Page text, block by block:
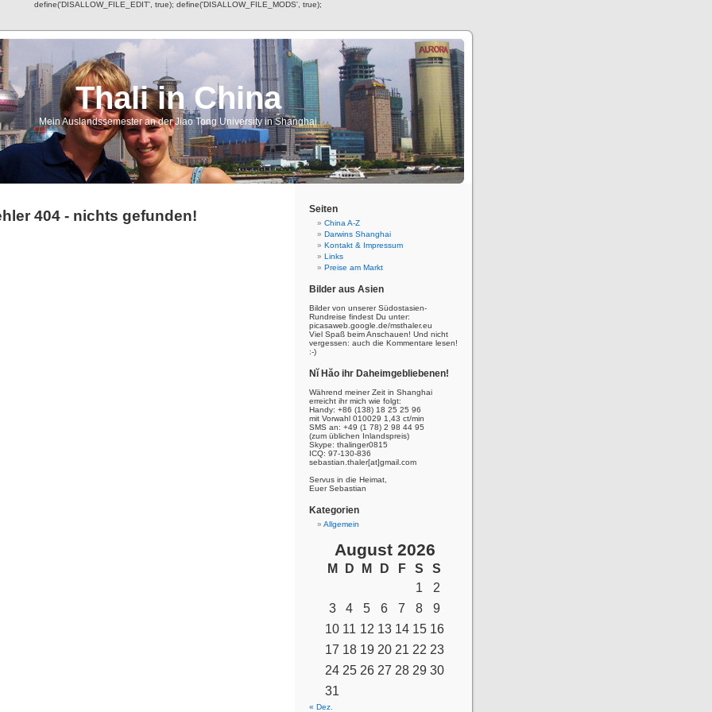
define('DISALLOW_FILE_EDIT', true); define('DISALLOW_FILE_MODS', true);
Thali in China
Mein Auslandssemester an der Jiao Tong University in Shanghai
404 - nichts gefunden! Seiten
China A-Z
Darwins Shanghai
Kontakt & Impressum
Links
Preise am Markt
Bilder aus Asien
Bilder von unserer Südostasien-
Rundreise findest Du unter:
picasaweb.google.de/msthaler.eu
Viel Spaß beim Anschauen! Und nicht
vergessen: auch die Kommentare lesen!
:-)
Nĭ Hăo ihr Daheimgebliebenen!
Während meiner Zeit in Shanghai
erreicht ihr mich wie folgt:
Handy: +86 (138) 18 25 25 96
mit Vorwahl 010029 1,43 ct/min
SMS an: +49 (1 78) 2 98 44 95
(zum üblichen Inlandspreis)
Skype: thalinger0815
ICQ: 97-130-836
sebastian.thaler[at]gmail.com
Servus in die Heimat,
Euer Sebastian
Kategorien
Allgemein
August 2026
M D M D F S
S
1
2
3
4 5 6 7 8
9
10 11 12 13 14 15 16
17 18 19 20 21 22 23
24 25 26 27 28 29 30
31
« Dez.